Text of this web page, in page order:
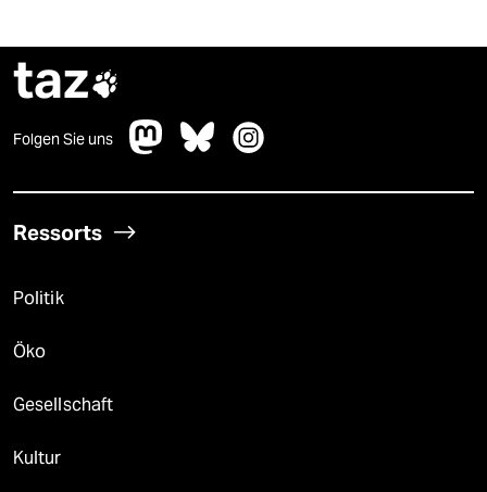
taz
Folgen Sie uns
Ressorts
Politik
Öko
Gesellschaft
Kultur